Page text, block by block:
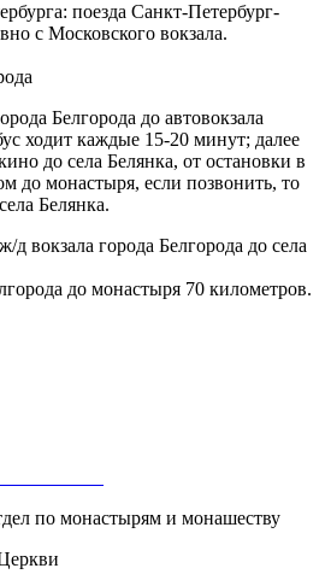
поезда Санкт-Петербург-
с Московского вокзала.
Белгорода до автовокзала
ходит каждые 15-20 минут; далее
до села Белянка, от остановки в
до монастыря, если позвонить, то
Белянка.
д вокзала города Белгорода до села
до монастыря 70 километров.
по монастырям и монашеству